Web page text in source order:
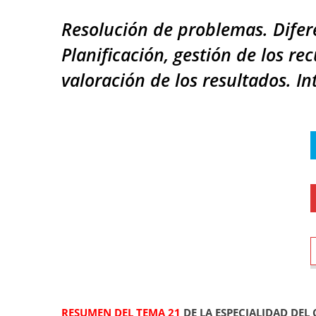
Resolución de problemas.
Planificación, gestión de los
valoración de los resultados.
RESUMEN DEL TEMA 21 DE LA ESPECIALIDAD